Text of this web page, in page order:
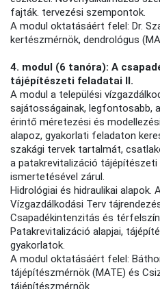
fajták. tervezési szempontok.
A modul oktatásáért felel: Dr.
kertészmérnök, dendrológus
4. modul (6 tanóra): A
tájépítészeti feladatai II.
A modul a települési
sajátosságainak, legfontosabb,
érintő méretezési és
alapoz, gyakorlati feladaton
szakági tervek tartalmát,
a patakrevitalizáció
ismertetésével zárul.
Hidrológiai és hidraulikai alapok.
Vízgazdálkodási Terv
Csapadékintenzitás és
Patakrevitalizáció alapjai,
gyakorlatok.
A modul oktatásáért felel:
tájépítészmérnök (MATE) és
tájépítészmérnök